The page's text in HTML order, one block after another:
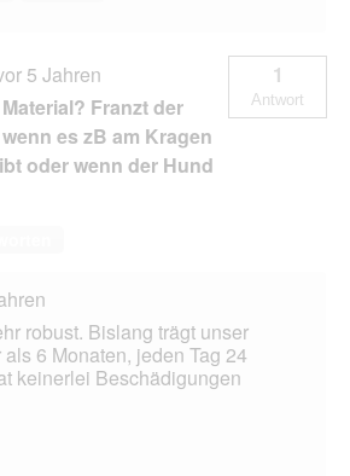
5 Jahren
Franzt der
es zB am Kragen
oder wenn der Hund
1
Antwort
robust. Bislang trägt unser
6 Monaten, jeden Tag 24
keinerlei Beschädigungen